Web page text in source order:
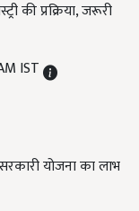
की प्रक्रिया, जरूरी
IST
योजना का लाभ